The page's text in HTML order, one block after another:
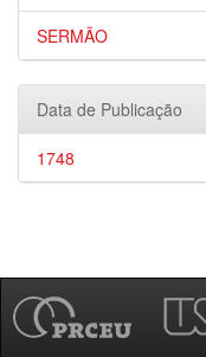
SERMÃO
Data de Publicação
1748